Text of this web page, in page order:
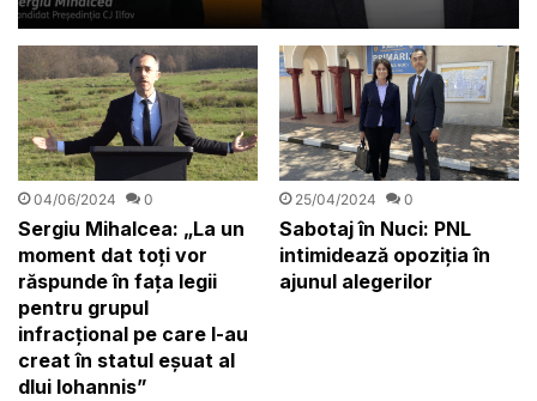
reali pe Ilfov, Sergiu
Mihalcea(AUR) și Thuma
Hubert(PNL)
04/06/2024 0
Sergiu Mihalcea: „La un
moment dat toți vor
răspunde în fața legii
pentru grupul
infracțional pe care l-au
creat în statul eșuat al
dlui Iohannis”
25/04/2024 0
Sabotaj în Nuci: PNL
intimidează opoziția în
ajunul alegerilor